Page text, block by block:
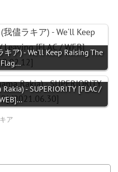
キア) - We'll Keep Raising The
Flag…
- SUPERIORITY [FLAC /
ア